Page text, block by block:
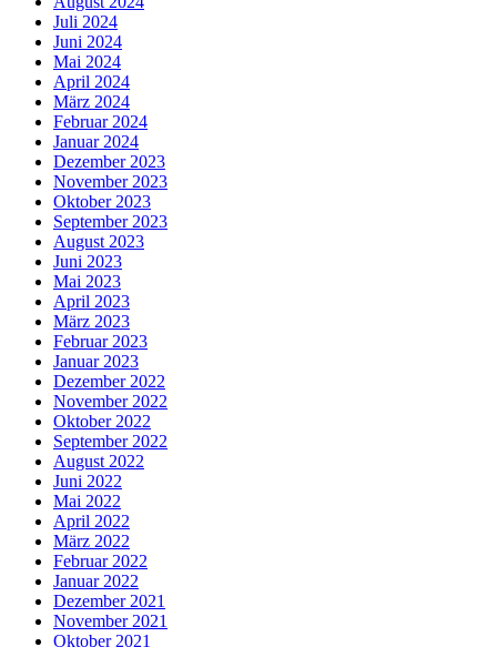
Juli 2024
Juni 2024
Mai 2024
April 2024
März 2024
Februar 2024
Januar 2024
Dezember 2023
November 2023
Oktober 2023
September 2023
August 2023
Juni 2023
Mai 2023
April 2023
März 2023
Februar 2023
Januar 2023
Dezember 2022
November 2022
Oktober 2022
September 2022
August 2022
Juni 2022
Mai 2022
April 2022
März 2022
Februar 2022
Januar 2022
Dezember 2021
November 2021
Oktober 2021